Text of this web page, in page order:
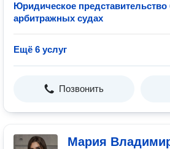
Юридическое представительство
арбитражных судах
Ещё 6 услуг
Позвонить
Мария